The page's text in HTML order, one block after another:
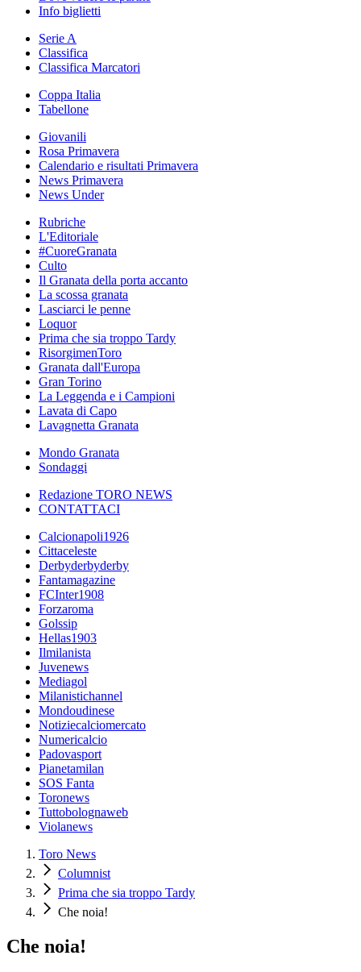
Info biglietti
Serie A
Classifica
Classifica Marcatori
Coppa Italia
Tabellone
Giovanili
Rosa Primavera
Calendario e risultati Primavera
News Primavera
News Under
Rubriche
L'Editoriale
#CuoreGranata
Culto
Il Granata della porta accanto
La scossa granata
Lasciarci le penne
Loquor
Prima che sia troppo Tardy
RisorgimenToro
Granata dall'Europa
Gran Torino
La Leggenda e i Campioni
Lavata di Capo
Lavagnetta Granata
Mondo Granata
Sondaggi
Redazione TORO NEWS
CONTATTACI
Calcionapoli1926
Cittaceleste
Derbyderbyderby
Fantamagazine
FCInter1908
Forzaroma
Golssip
Hellas1903
Ilmilanista
Juvenews
Mediagol
Milanistichannel
Mondoudinese
Notiziecalciomercato
Numericalcio
Padovasport
Pianetamilan
SOS Fanta
Toronews
Tuttobolognaweb
Violanews
Toro News
Columnist
Prima che sia troppo Tardy
Che noia!
Che noia!